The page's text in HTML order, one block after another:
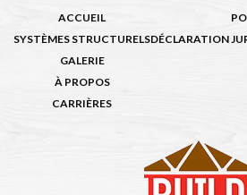
ACCUEIL
SYSTÈMES STRUCTURELS
GALERIE
À PROPOS
CARRIÈRES
DÉCLARATION